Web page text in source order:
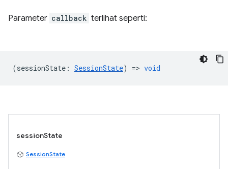
Parameter callback terlihat seperti:
(sessionState : SessionState) => void
sessionState
SessionState